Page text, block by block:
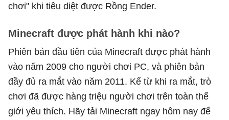
chơi" khi tiêu diệt được Rồng Ender.
Minecraft được phát hành khi nào?
Phiên bản đầu tiên của Minecraft được phát hành
vào năm 2009 cho người chơi PC, và phiên bản
đầy đủ ra mắt vào năm 2011. Kể từ khi ra mắt, trò
chơi đã được hàng triệu người chơi trên toàn thế
giới yêu thích. Hãy tải Minecraft ngay hôm nay để